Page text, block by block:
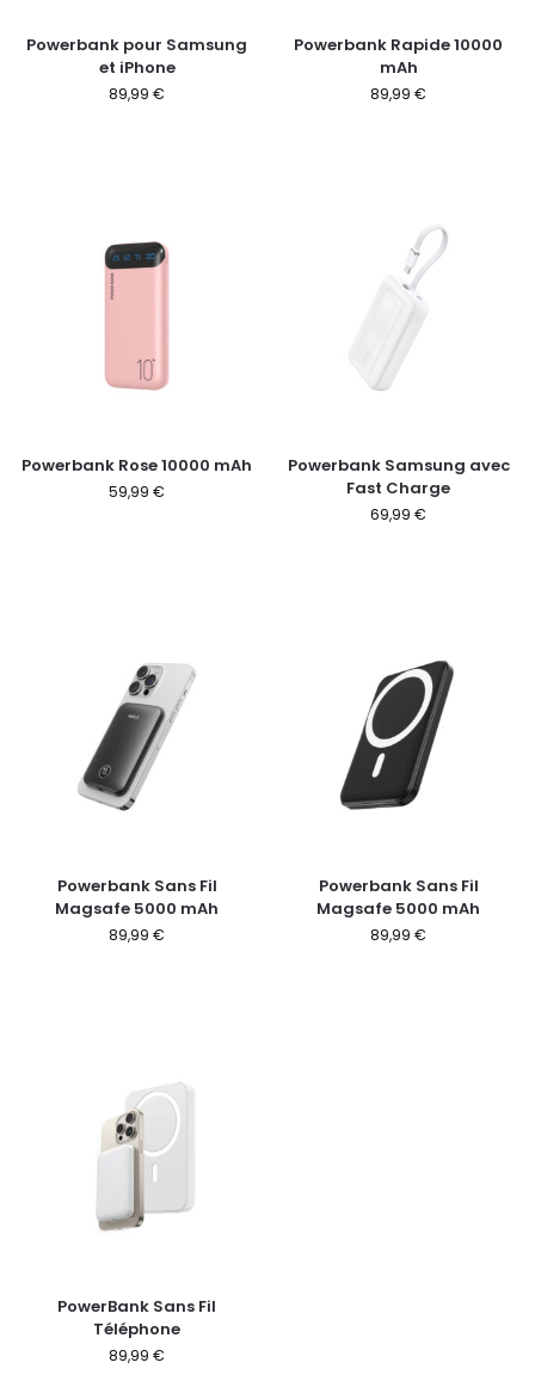
Powerbank pour Samsung
et iPhone
89,99 €
Powerbank Rapide 10000
mAh
89,99 €
Powerbank Rose 10000 mAh
59,99 €
Powerbank Samsung avec
Fast Charge
69,99 €
Powerbank Sans Fil
Magsafe 5000 mAh
89,99 €
Powerbank Sans Fil
Magsafe 5000 mAh
89,99 €
PowerBank Sans Fil
Téléphone
89,99 €